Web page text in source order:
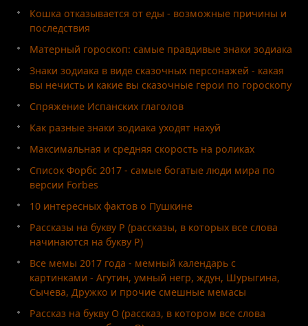
Кошка отказывается от еды - возможные причины и
последствия
Матерный гороскоп: самые правдивые знаки зодиака
Знаки зодиака в виде сказочных персонажей - какая
вы нечисть и какие вы сказочные герои по гороскопу
Спряжение Испанских глаголов
Как разные знаки зодиака уходят нахуй
Максимальная и средняя скорость на роликах
Список Форбс 2017 - самые богатые люди мира по
версии Forbes
10 интересных фактов о Пушкине
Рассказы на букву Р (рассказы, в которых все слова
начинаются на букву Р)
Все мемы 2017 года - мемный календарь с
картинками - Агутин, умный негр, ждун, Шурыгина,
Сычева, Дружко и прочие смешные мемасы
Рассказ на букву О (рассказ, в котором все слова